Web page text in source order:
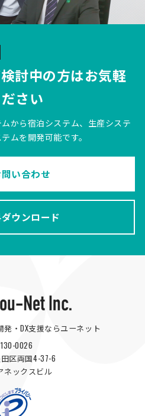
討中の方はお気軽
さい
から宿泊システム、生産システ
ムを開発可能です。
い合わせ
ウンロード
・DX支援ならユーネット
0026
区両国4-37-6
ネックスビル